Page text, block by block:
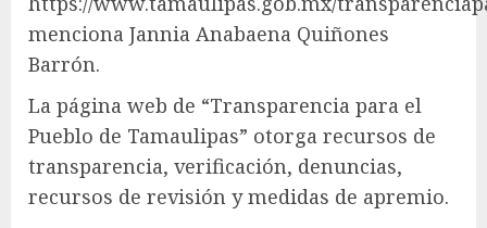
menciona Jannia Anabaena Quiñones
Barrón.
La página web de “Transparencia para el
Pueblo de Tamaulipas” otorga recursos de
transparencia, verificación, denuncias,
recursos de revisión y medidas de apremio.